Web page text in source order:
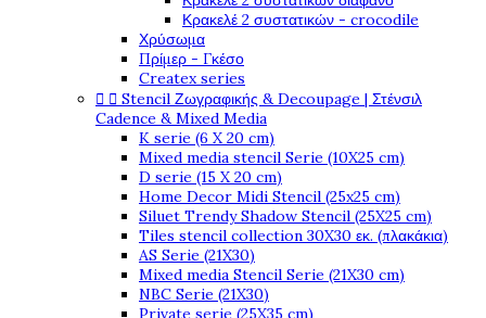
Κρακελέ 2 συστατικών - crocodile
Χρύσωμα
Πρίμερ - Γκέσο
Createx series
  Stencil Ζωγραφικής & Decoupage | Στένσιλ
Cadence & Mixed Media
K serie (6 X 20 cm)
Mixed media stencil Serie (10X25 cm)
D serie (15 X 20 cm)
Home Decor Midi Stencil (25x25 cm)
Siluet Trendy Shadow Stencil (25X25 cm)
Tiles stencil collection 30X30 εκ. (πλακάκια)
AS Serie (21X30)
Mixed media Stencil Serie (21X30 cm)
NBC Serie (21X30)
Private serie (25X35 cm)